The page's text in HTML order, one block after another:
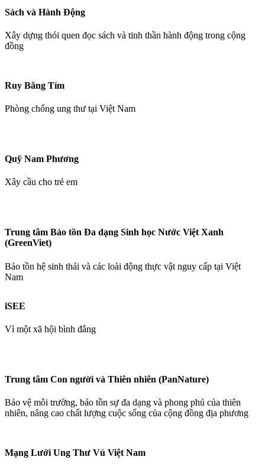
Sách và Hành Động
Xây dựng thói quen đọc sách và tinh thần hành động trong cộng
đồng
Ruy Băng Tím
Phòng chống ung thư tại Việt Nam
Quỹ Nam Phương
Xây cầu cho trẻ em
Trung tâm Bảo tồn Đa dạng Sinh học Nước Việt Xanh
(GreenViet)
Bảo tồn hệ sinh thái và các loài động thực vật nguy cấp tại Việt
Nam
iSEE
Vì một xã hội bình đẳng
Trung tâm Con người và Thiên nhiên (PanNature)
Bảo vệ môi trường, bảo tồn sự đa dạng và phong phú của thiên
nhiên, nâng cao chất lượng cuộc sống của cộng đồng địa phương
Mạng Lưới Ung Thư Vú Việt Nam